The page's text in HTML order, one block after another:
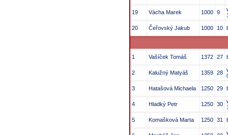
19 Vácha Marek 1000 9
20 Čeřovský Jakub 1000 10
1 Vašíček Tomáš 1372 27
2 Kalužný Matyáš 1359 28
3 Hatašová Michaela 1250 29
4 Hladký Petr 1250 30
5 Komašková Marta 1250 31